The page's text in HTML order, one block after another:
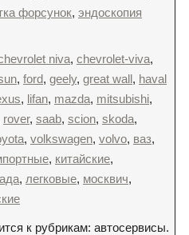
форсунок, эндоскопия
niva, chevrolet-viva,
, ford, geely, great wall, haval
, lifan, mazda, mitsubishi,
rover, saab, scion, skoda,
, volkswagen, volvo, ваз,
, китайские,
, легковые, москвич,
к рубрикам: автосервисы.